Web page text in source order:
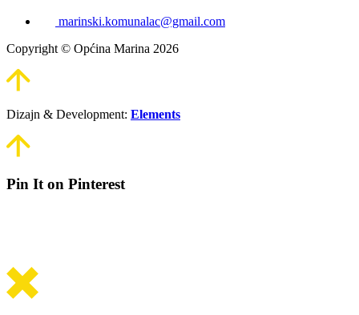
marinski.komunalac@gmail.com
Copyright © Općina Marina 2026
Dizajn & Development: Elements
Pin It on Pinterest